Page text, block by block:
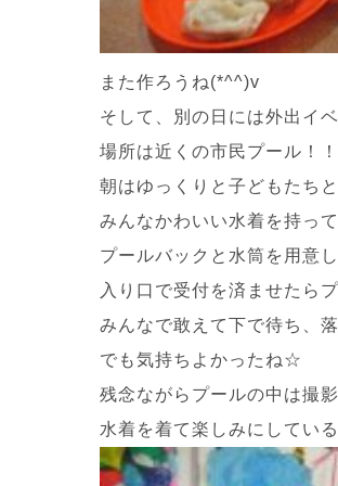
また作ろうね(*^^)v
そして、別の日には外出イ
場所は近くの市民プール！！
朝はゆっくりと子どもたち
みんなかわいい水着を持っ
プールバックと水筒を用意
入り口で受付を済ませたら
みんなで敢えて下で待ち、
でも気持ちよかったね☆
残念ながらプールの中は撮
水着を着て楽しみにしてい